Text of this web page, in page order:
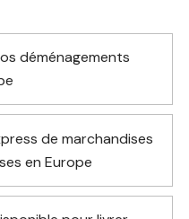
déménagements
de marchandises
en Europe